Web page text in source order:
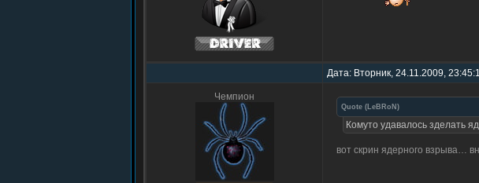
Дата: Вторник, 24.11.2009,
Чемпион
Quote ( LeBRoN )
Комуто удавалось зделать
вот скрин ядерного взрыва…